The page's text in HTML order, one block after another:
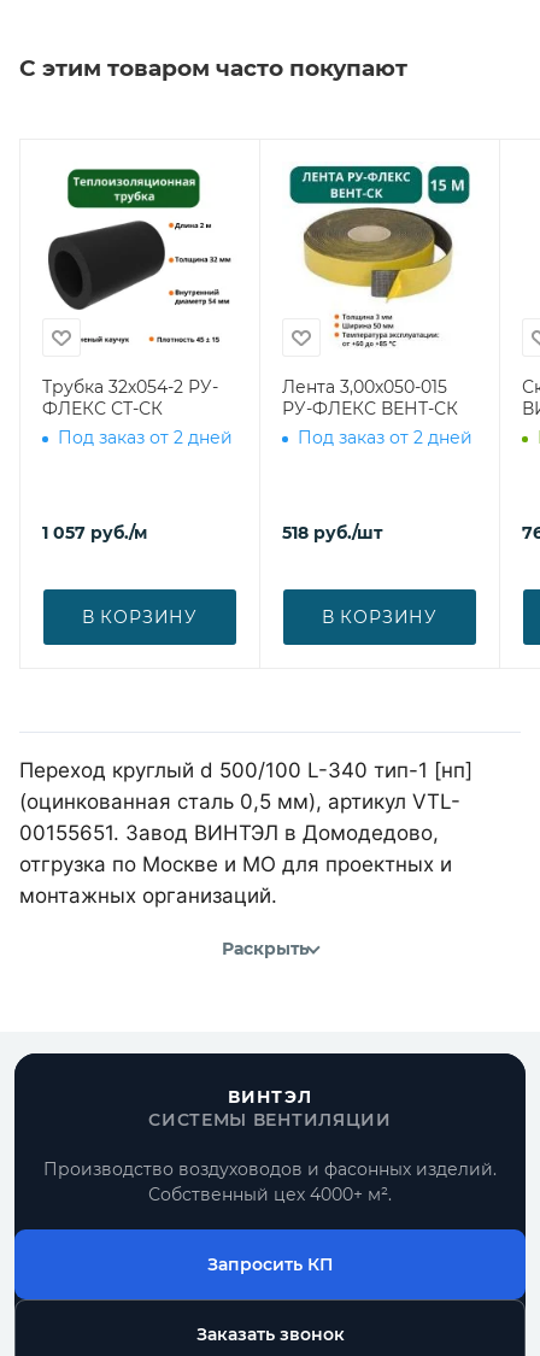
С этим товаром часто покупают
Трубка 32х054-2 РУ-
ФЛЕКС СТ-СК
Под заказ от 2 дней
1 057 руб./м
В КОРЗИНУ
Лента 3,00х050-015
РУ-ФЛЕКС ВЕНТ-СК
Под заказ от 2 дней
518 руб./шт
В КОРЗИНУ
Переход круглый d 500/100 L-340 тип-1 [нп]
(оцинкованная сталь 0,5 мм), артикул VTL-
00155651. Завод ВИНТЭЛ в Домодедово,
отгрузка по Москве и МО для проектных и
монтажных организаций.
Раскрыть
ВИНТЭЛ
СИСТЕМЫ ВЕНТИЛЯЦИИ
Производство воздуховодов и фасонных изделий.
Собственный цех 4000+ м².
Запросить КП
Заказать звонок